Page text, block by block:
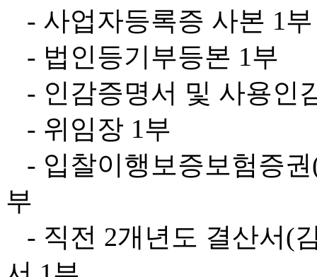
- 사업자등록증 사본 1부
- 법인등기부등본 1부
- 인감증명서 및 사용인
- 위임장 1부
- 입찰이행보증보험증
부
- 직전 2개년도 결산서(